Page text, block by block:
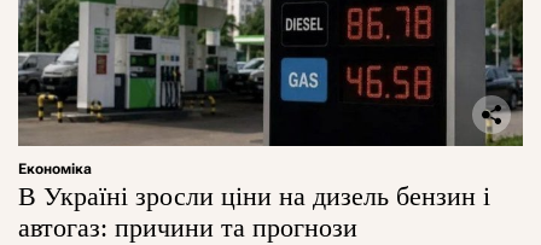
Економіка
В Україні зросли ціни на дизель бензин і
автогаз: причини та прогнози